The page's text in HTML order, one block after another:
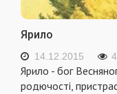
Ярило
14.12.2015
Ярило - бог
родючості,